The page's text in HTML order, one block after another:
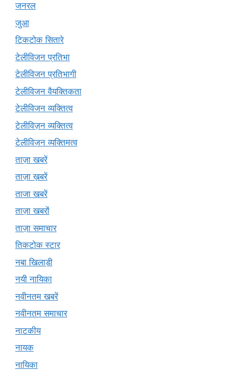
जनरल
जुआ
टिकटोक सितारे
टेलीविजन प्रतिभा
टेलीविजन प्रतिभागी
टेलीविजन वैयक्तिकता
टेलीविजन व्यक्तित्व
टेलीविज़न व्यक्तित्व
टेलीविजन व्यक्तिमत्व
ताज़ा खबरें
ताज़ा ख़बरें
ताजा खबरें
ताज़ा खबरों
ताज़ा समाचार
तिकटोक स्टार
नबा खिलाड़ी
नयी नायिका
नवीनतम खबरें
नवीनतम समाचार
नाटकीय
नायक
नायिका